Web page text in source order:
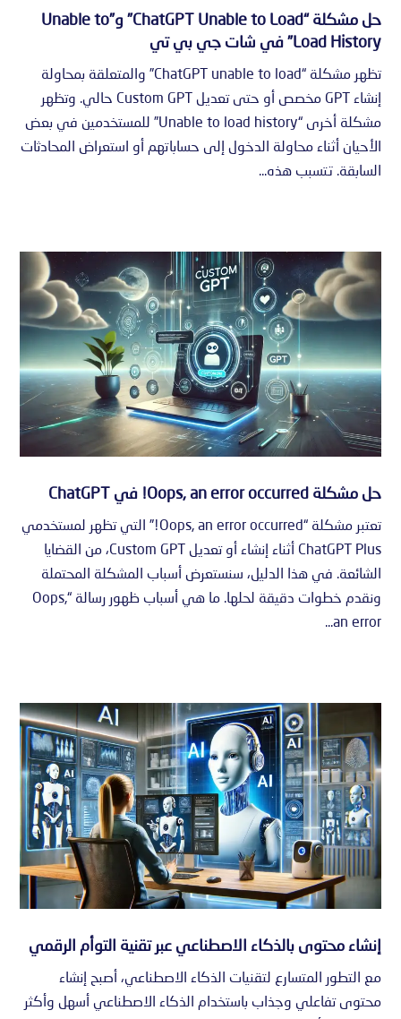
حل مشكلة “ChatGPT Unable to Load” و”Unable to
Load History” في شات جي بي تي
تظهر مشكلة “ChatGPT unable to load” والمتعلقة بمحاولة
إنشاء GPT مخصص أو حتى تعديل Custom GPT حالي. وتظهر
مشكلة أخرى “Unable to load history” للمستخدمين في بعض
الأحيان أثناء محاولة الدخول إلى حساباتهم أو استعراض المحادثات
السابقة. تتسبب هذه...
حل مشكلة Oops, an error occurred! في ChatGPT
تعتبر مشكلة “Oops, an error occurred!” التي تظهر لمستخدمي
ChatGPT Plus أثناء إنشاء أو تعديل Custom GPT، من القضايا
الشائعة. في هذا الدليل، سنستعرض أسباب المشكلة المحتملة
ونقدم خطوات دقيقة لحلها. ما هي أسباب ظهور رسالة “Oops,
an error...
إنشاء محتوى بالذكاء الاصطناعي عبر تقنية التوأم الرقمي
مع التطور المتسارع لتقنيات الذكاء الاصطناعي، أصبح إنشاء
محتوى تفاعلي وجذاب باستخدام الذكاء الاصطناعي أسهل وأكثر